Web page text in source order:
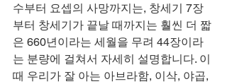
수부터 요셉의 사망까지는, 창세기 7장
부터 창세기가 끝날 때까지는 훨씬 더 짧
은 660년이라는 세월을 무려 44장이라
는 분량에 걸쳐서 자세히 설명합니다. 이
때 우리가 잘 아는 아브라함, 이삭, 야곱,